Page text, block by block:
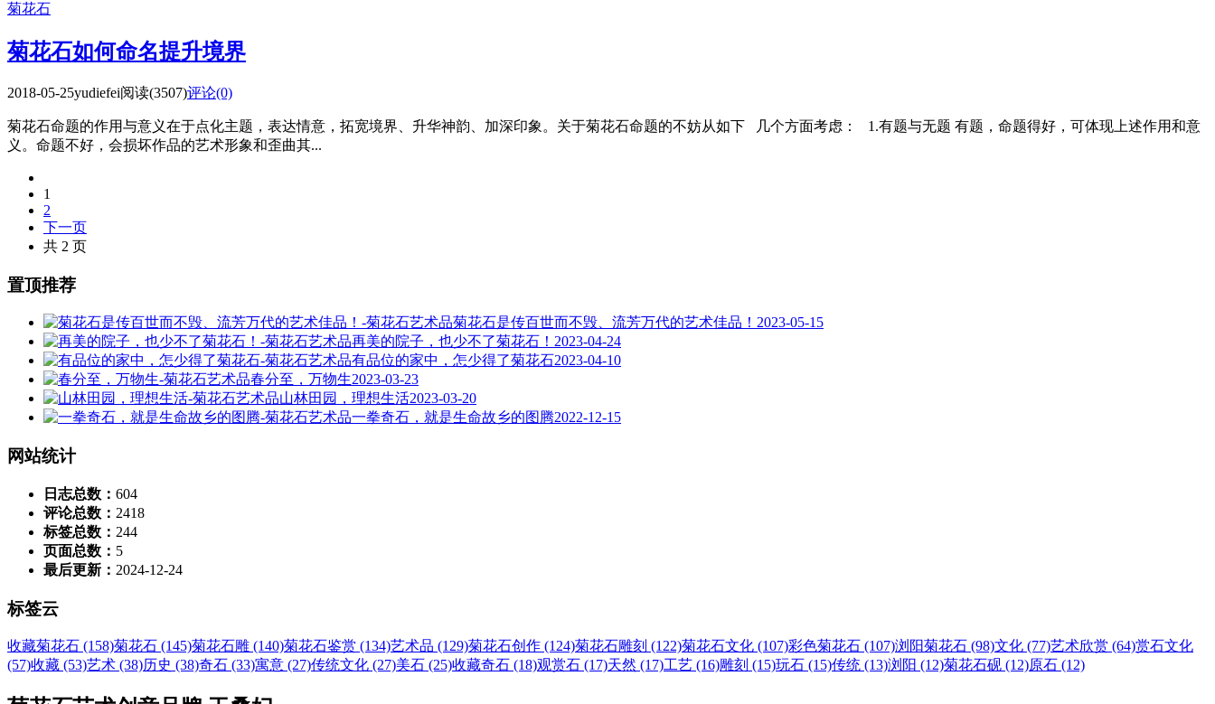
菊花石
菊花石如何命名提升境界
2018-05-25yudiefei阅读(3507)评论(0)
菊花石命题的作用与意义在于点化主题，表达情意，拓宽境界、升华神韵、加深印象。关于菊花石命题的不妨从如下 几个方面考虑： 1.有题与无题 有题，命题得好，可体现上述作用和意
义。命题不好，会损坏作品的艺术形象和歪曲其...
1
2
下一页
共 2 页
置顶推荐
菊花石是传百世而不毁、流芳万代的艺术佳品！ 2023-05-15
再美的院子，也少不了菊花石！ 2023-04-24
有品位的家中，怎少得了菊花石2023-04-10
春分至，万物生2023-03-23
山林田园，理想生活2023-03-20
一拳奇石，就是生命故乡的图腾2022-12-15
网站统计
日志总数： 604
评论总数： 2418
标签总数： 244
页面总数： 5
最后更新： 2024-12-24
标签云
收藏菊花石 (158)菊花石 (145)菊花石雕 (140)菊花石鉴赏 (134)艺术品 (129)菊花石创作 (124)菊花石雕刻 (122)菊花石文化 (107)彩色菊花石 (107)浏阳菊花石 (98)文化 (77)艺术欣赏 (64)赏石文化
(57)收藏 (53)艺术 (38)历史 (38)奇石 (33)寓意 (27)传统文化 (27)美石 (25)收藏奇石 (18)观赏石 (17)天然 (17)工艺 (16)雕刻 (15)玩石 (15)传统 (13)浏阳 (12)菊花石砚 (12)原石 (12)